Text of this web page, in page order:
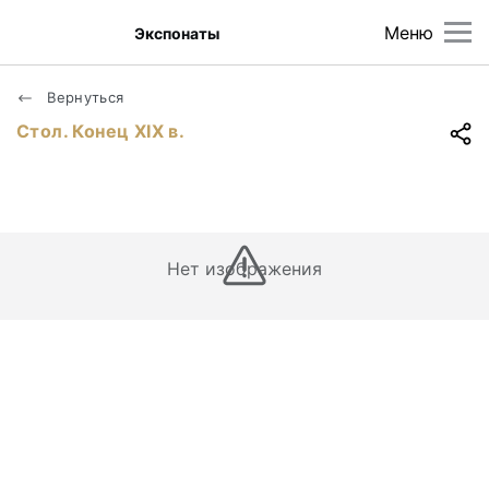
Меню
Экспонаты
Вернуться
Стол. Конец XIX в.
Нет изображения